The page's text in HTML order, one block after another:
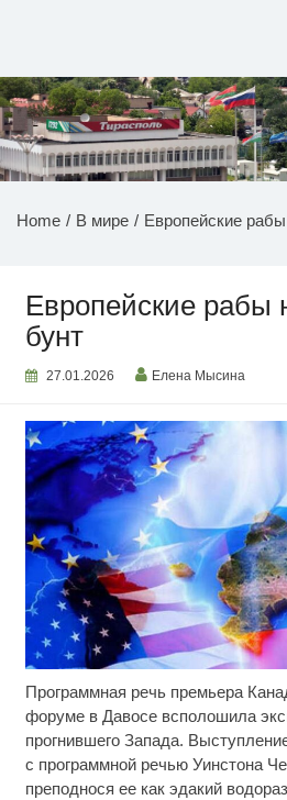
НОВОСТИ
Home В мире Европейские
Европейские рабы
бунт
27.01.2026 Елена Мысина
Программная речь премьера
форуме в Давосе всполошила
прогнившего Запада.
с программной речью Уинстона
преподнося ее как эдакий
Ржу не переставая, это
раз
Ролик длится пару
от увиденного